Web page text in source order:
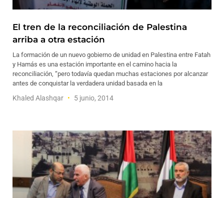
El tren de la reconciliación de Palestina
arriba a otra estación
La formación de un nuevo gobierno de unidad en Palestina entre Fatah
y Hamás es una estación importante en el camino hacia la
reconciliación, “pero todavía quedan muchas estaciones por alcanzar
antes de conquistar la verdadera unidad basada en la
Khaled Alashqar 5 junio, 2014